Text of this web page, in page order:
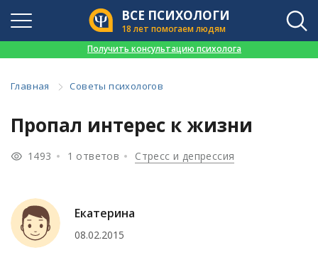
ВСЕ ПСИХОЛОГИ
18 лет помогаем людям
Получить консультацию психолога
Главная Советы психологов
Пропал интерес к жизни
1493 1 ответов Стресс и депрессия
Екатерина
08.02.2015